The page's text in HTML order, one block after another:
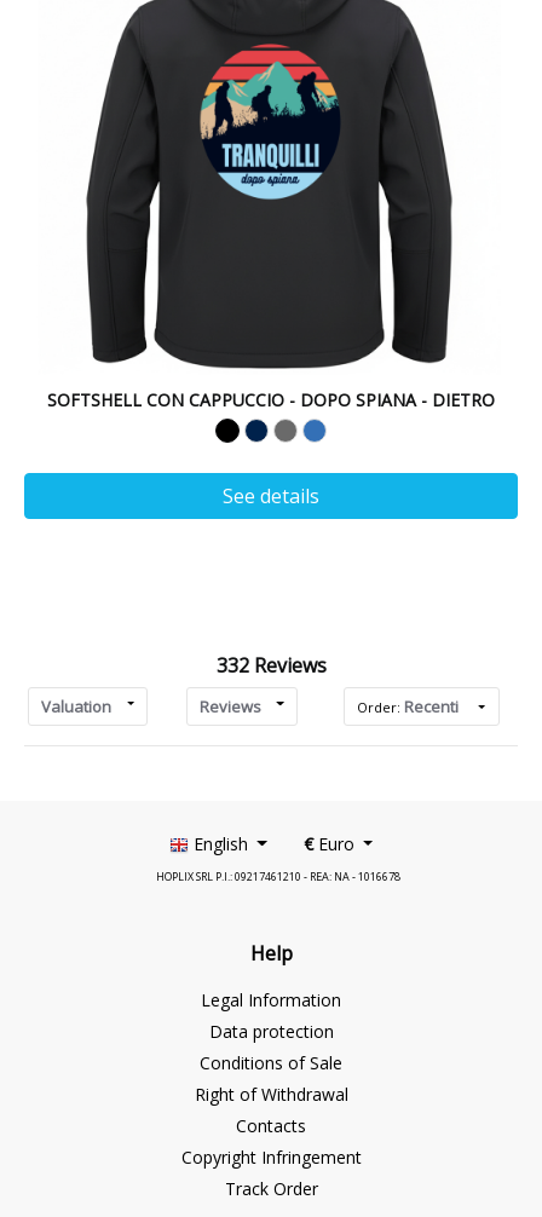
SOFTSHELL CON CAPPUCCIO - DOPO SPIANA - DIETRO
See details
332 Reviews
Valuation Reviews Order: Recenti
English €Euro
HOPLIX SRL P.I.: 09217461210 - REA: NA - 1016678
Help
Legal Information
Data protection
Conditions of Sale
Right of Withdrawal
Contacts
Copyright Infringement
Track Order